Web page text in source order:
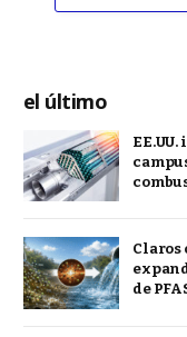
el último
Claros
de